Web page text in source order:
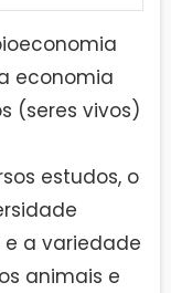
economia
(seres vivos)
estudos, o
a variedade
animais e